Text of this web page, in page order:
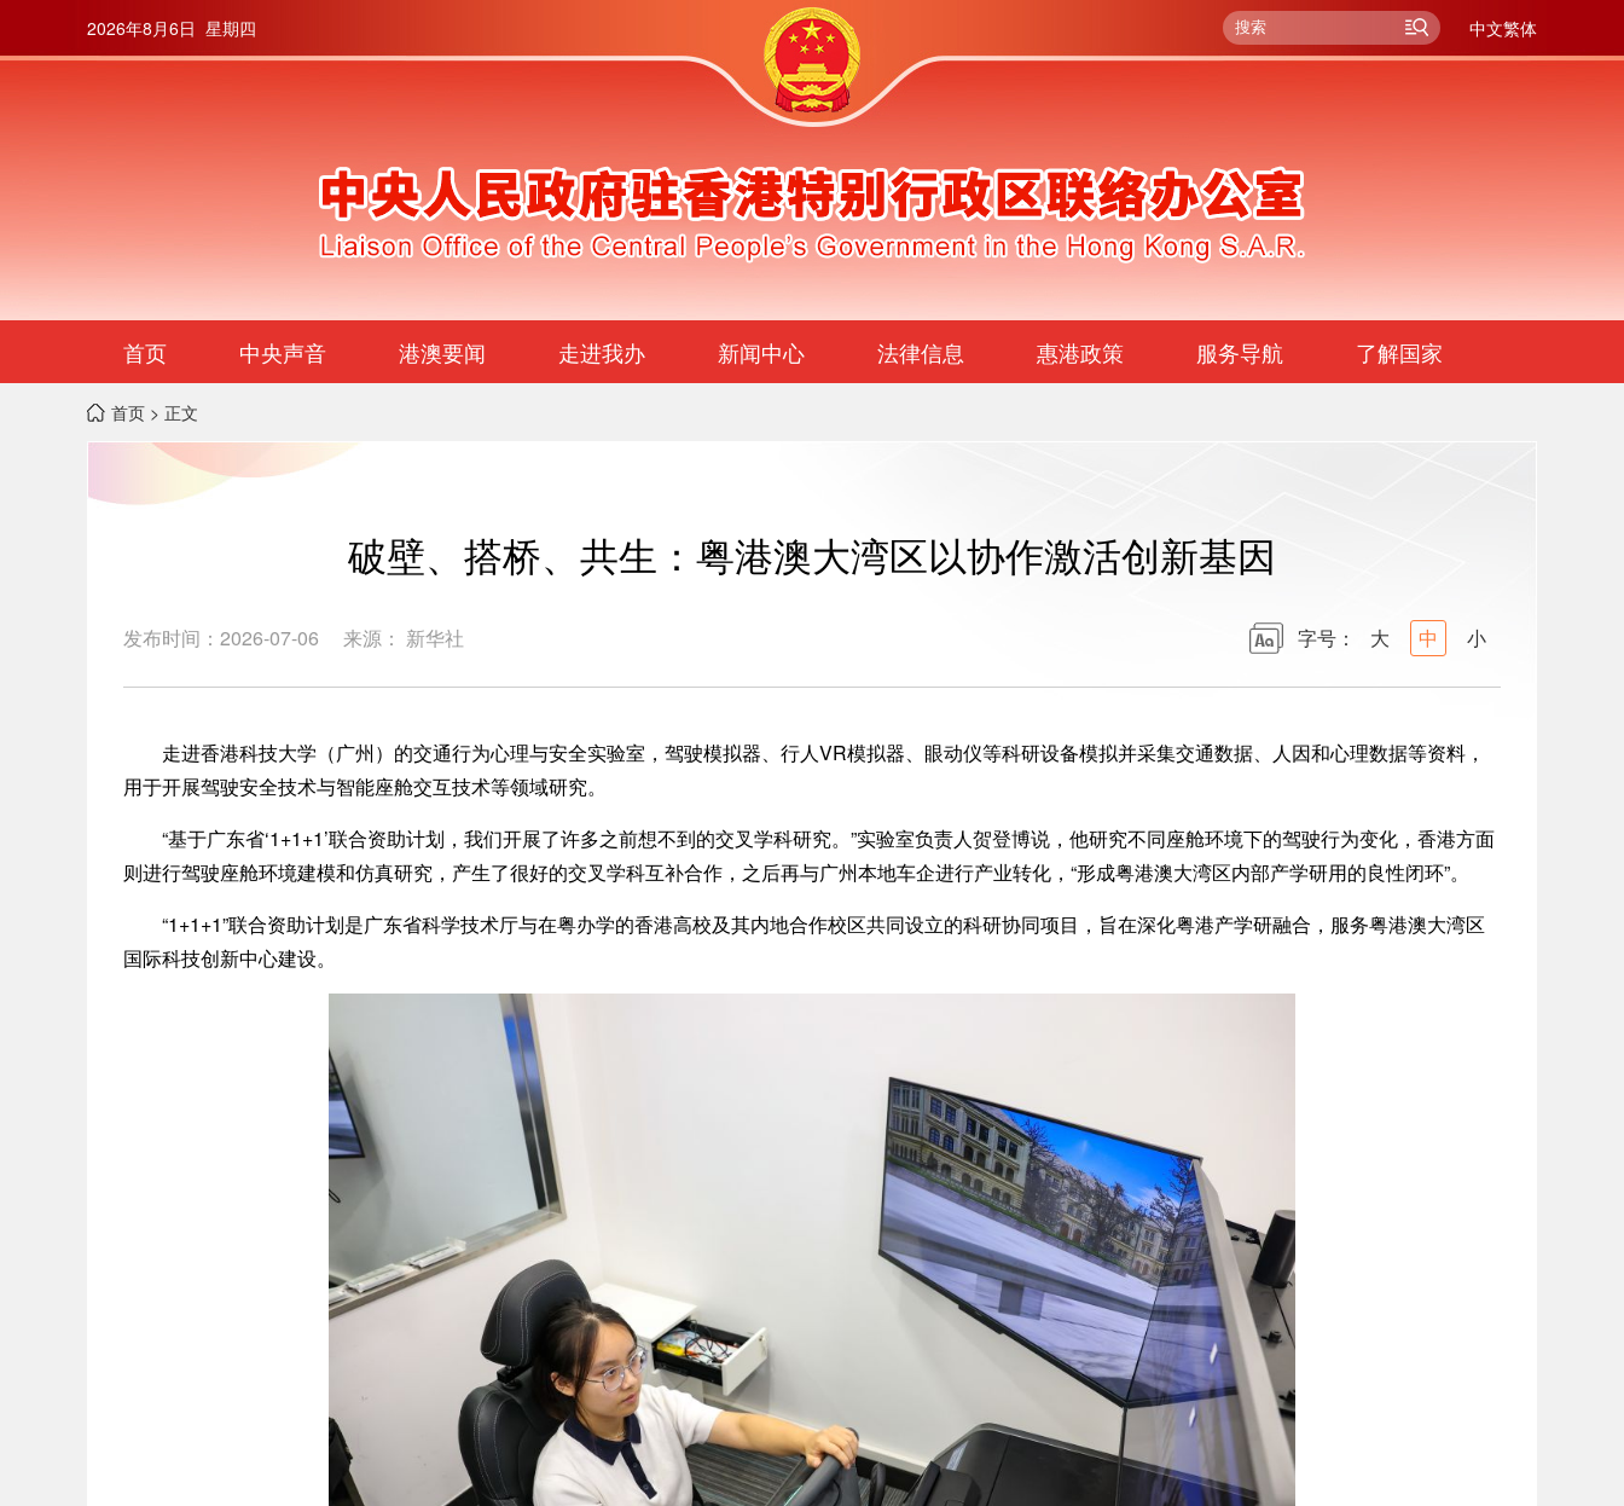
2026年8月6日 星期四 中文繁体
首页 中央声音 港澳要闻 走进我办 新闻中心 法律信息 惠港政策 服务导航 了解国家
首页 > 正文
破壁、搭桥、共生：粤港澳大湾区以协作激活创新基因
发布时间：2026-07-06 来源： 新华社 字号： 大 中 小
走进香港科技大学（广州）的交通行为心理与安全实验室，驾驶模拟器、行人VR模拟器、眼动仪等科研设备模拟并采集交通数据、人因和心理数据等资料，
用于开展驾驶安全技术与智能座舱交互技术等领域研究。
“基于广东省‘1+1+1’联合资助计划，我们开展了许多之前想不到的交叉学科研究。”实验室负责人贺登博说，他研究不同座舱环境下的驾驶行为变化，香港方面
则进行驾驶座舱环境建模和仿真研究，产生了很好的交叉学科互补合作，之后再与广州本地车企进行产业转化，“形成粤港澳大湾区内部产学研用的良性闭环”。
“1+1+1”联合资助计划是广东省科学技术厅与在粤办学的香港高校及其内地合作校区共同设立的科研协同项目，旨在深化粤港产学研融合，服务粤港澳大湾区
国际科技创新中心建设。